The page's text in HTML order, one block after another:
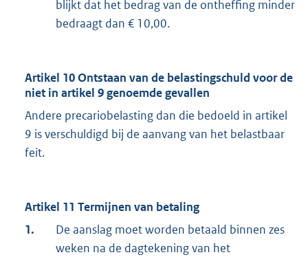
blijkt dat het bedrag van de ontheffing minder
bedraagt dan € 10,00.
Artikel 10 Ontstaan van de belastingschuld voor de
niet in artikel 9 genoemde gevallen
Andere precariobelasting dan die bedoeld in artikel
9 is verschuldigd bij de aanvang van het belastbaar
feit.
Artikel 11 Termijnen van betaling
1.
De aanslag moet worden betaald binnen zes
weken na de dagtekening van het